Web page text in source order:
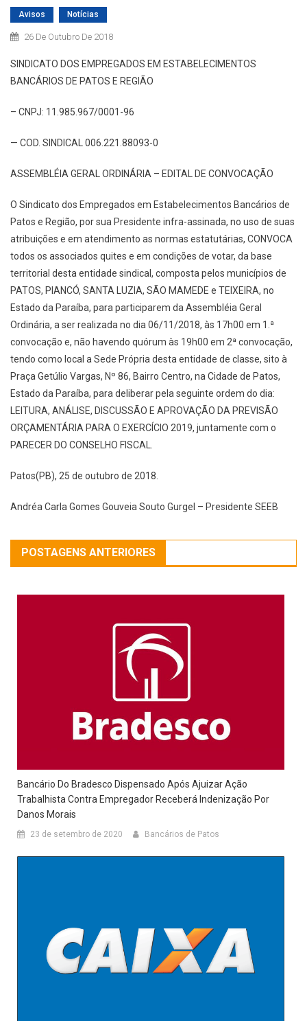
Avisos Notícias
26 De Outubro De 2018
SINDICATO DOS EMPREGADOS EM ESTABELECIMENTOS
BANCÁRIOS DE PATOS E REGIÃO
– CNPJ: 11.985.967/0001-96
— COD. SINDICAL 006.221.88093-0
ASSEMBLÉIA GERAL ORDINÁRIA – EDITAL DE CONVOCAÇÃO
O Sindicato dos Empregados em Estabelecimentos Bancários de
Patos e Região, por sua Presidente infra-assinada, no uso de suas
atribuições e em atendimento as normas estatutárias, CONVOCA
todos os associados quites e em condições de votar, da base
territorial desta entidade sindical, composta pelos municípios de
PATOS, PIANCÓ, SANTA LUZIA, SÃO MAMEDE e TEIXEIRA, no
Estado da Paraíba, para participarem da Assembléia Geral
Ordinária, a ser realizada no dia 06/11/2018, às 17h00 em 1.ª
convocação e, não havendo quórum às 19h00 em 2ª convocação,
tendo como local a Sede Própria desta entidade de classe, sito à
Praça Getúlio Vargas, Nº 86, Bairro Centro, na Cidade de Patos,
Estado da Paraíba, para deliberar pela seguinte ordem do dia:
LEITURA, ANÁLISE, DISCUSSÃO E APROVAÇÃO DA PREVISÃO
ORÇAMENTÁRIA PARA O EXERCÍCIO 2019, juntamente com o
PARECER DO CONSELHO FISCAL.
Patos(PB), 25 de outubro de 2018.
Andréa Carla Gomes Gouveia Souto Gurgel – Presidente SEEB
POSTAGENS ANTERIORES
Bancário Do Bradesco Dispensado Após Ajuizar Ação
Trabalhista Contra Empregador Receberá Indenização Por
Danos Morais
23 de setembro de 2020 Bancários de Patos